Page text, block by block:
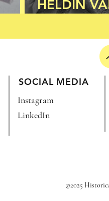
HELDIN
SOCIAL MEDIA
Instagram
LinkedIn
©2025